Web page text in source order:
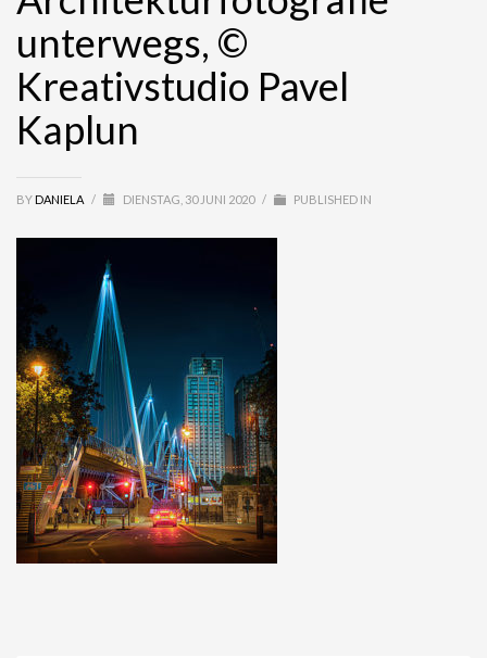
unterwegs, ©
Kreativstudio Pavel
Kaplun
BY DANIELA / DIENSTAG, 30 JUNI 2020 / PUBLISHED IN